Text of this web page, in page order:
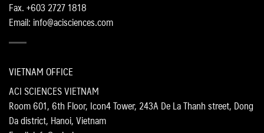
Fax. +603 2727 1818
Email: info@acisciences.com
VIETNAM OFFICE
ACI SCIENCES VIETNAM
Room 601, 6th Floor, Icon4 Tower, 243A De La Thanh street, Dong
Da district, Hanoi, Vietnam